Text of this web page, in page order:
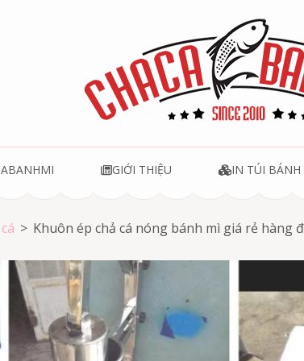
GIỚI THIỆU IN TÚI BÁNH
> Khuôn ép chả cá nóng bánh mì giá rẻ hàng